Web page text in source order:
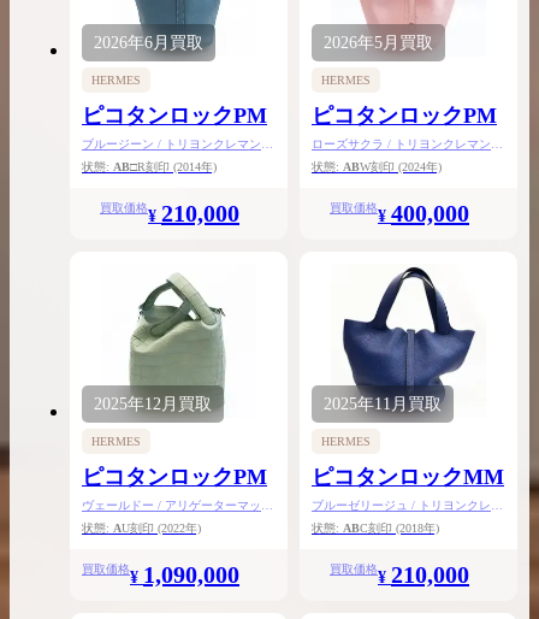
2026年6月 買取
HERMES
ピコタンロックPM
ブルージーン / トリヨンクレマンス
/ シルバー金具
状態: AB□R刻印 (2014年)
買取価格¥ 210,000
2026年5月 買取
HERMES
ピコタンロックPM
ローズサクラ / トリヨンクレマンス
/ シルバー金具
状態: ABW刻印 (2024年)
買取価格¥ 400,000
2025年12月 買取
HERMES
ピコタンロックPM
ヴェールドー / アリゲーターマット
/ シルバー金具
状態: AU刻印 (2022年)
買取価格¥ 1,090,000
2025年11月買取
HERMES
ピコタンロックMM
ブルーゼリージュ / トリヨンクレマ
ンス / シルバー金具
状態: ABC刻印 (2018年)
買取価格¥ 210,000